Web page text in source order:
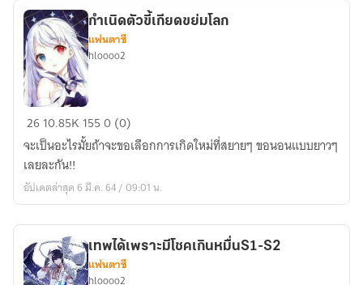
กำเนิด
ขี้
เกียด
ขย่ม
กำเนิดตัวขี้เกียดขย่มโลก
แฟนตาซี
hloooo2
2610.85K 1550 (0)
จะเป็นอะไรมั้ยถ้าจะขอเลือกการเกิดใหม่ที่สยายๆ ขอนอนแบบยาวๆ
เลยละกัน!!
อัปเดตล่าสุด 6 มี.ค. 64 / 09:01 น.
เทพได้เพราะมีโชคเกินหมื่นS1-S2
แฟนตาซี
hloooo2